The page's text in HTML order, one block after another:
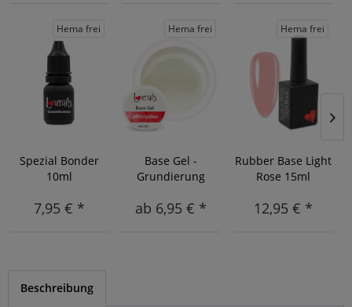
Hema frei
Spezial Bonder
10ml
7,95 € *
Hema frei
Base Gel -
Grundierung
ab 6,95 € *
Hema frei
Rubber Base Light
Rose 15ml
12,95 € *
Beschreibung